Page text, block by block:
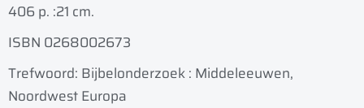
406 p. :21 cm.
ISBN 0268002673
Trefwoord: Bijbelonderzoek : Middeleeuwen,
Noordwest Europa